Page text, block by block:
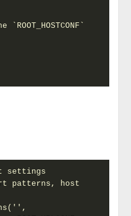
settings
patterns, host